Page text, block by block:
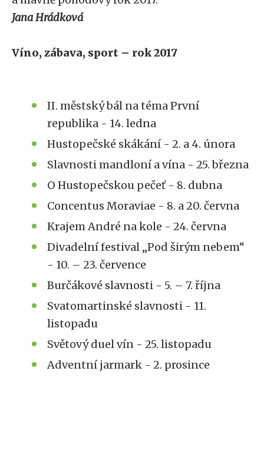
Jana Hrádková
Víno, zábava, sport – rok 2017
II. městský bál na téma První
republika - 14. ledna
Hustopečské skákání - 2. a 4. února
Slavnosti mandloní a vína - 25. března
O Hustopečskou pečeť - 8. dubna
Concentus Moraviae - 8. a 20. června
Krajem André na kole - 24. června
Divadelní festival „Pod širým nebem“
- 10. – 23. července
Burčákové slavnosti - 5. – 7. října
Svatomartinské slavnosti - 11.
listopadu
Světový duel vín - 25. listopadu
Adventní jarmark - 2. prosince